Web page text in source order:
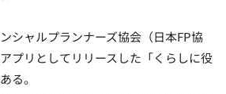
シャルプランナーズ協会（日本FP協
プリとしてリリースした「くらしに役
る。